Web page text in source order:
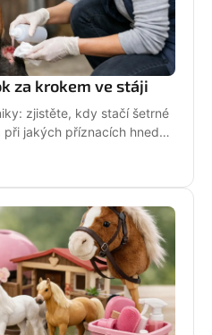
za krokem ve stáji
zjistěte, kdy stačí šetrné
jakých příznacích hned